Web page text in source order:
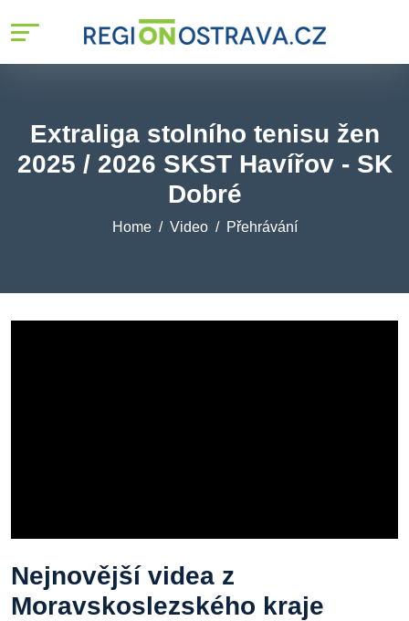
Extraliga stolního tenisu žen
2025 / 2026 SKST Havířov - SK
Dobré
Home Video Přehrávání
Nejnovější videa z
Moravskoslezského kraje